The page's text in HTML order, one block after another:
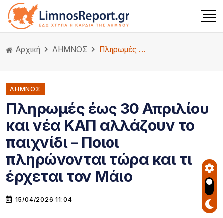
Αρχική ΛΗΜΝΟΣ Πληρωμές έως 30 Απριλίου και νέα ΚΑΠ αλλάζουν το παιχνίδι – Ποιοι πληρώνονται τώρα και τι έρχεται τον Μάιο
ΛΗΜΝΟΣ
Πληρωμές έως 30 Απριλίου
και νέα ΚΑΠ αλλάζουν το
παιχνίδι – Ποιοι
πληρώνονται τώρα και τι
έρχεται τον Μάιο
15/04/2026 11:04